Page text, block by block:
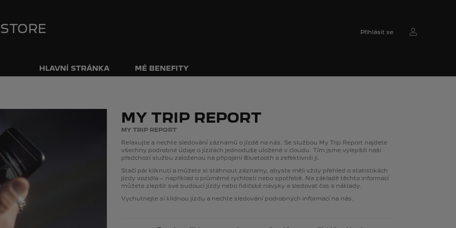
Přihlásit se
HLAVNÍ STRÁNKA MÉ BENEFITY
MY TRIP REPORT
MY TRIP REPORT
Relaxujte a nechte sledování záznamů o jízdě na nás. Se službou My Trip Report najdete
všechny podrobné údaje o jízdách jednoduše uložené v cloudu. Tím jsme vylepšili naši
předchozí službu založenou na připojení Bluetooth a zefektivnili ji.
Stačí pár kliknutí a můžete si stáhnout záznamy, abyste měli vždy přehled o statistikách
jízdy vozidla – například o průměrné rychlosti nebo spotřebě. Na základě těchto informací
můžete zlepšit své budoucí jízdy nebo řidičské návyky a sledovat čas a náklady.
Vychutnejte si klidnou jízdu a nechte sledování podrobných informací na nás.